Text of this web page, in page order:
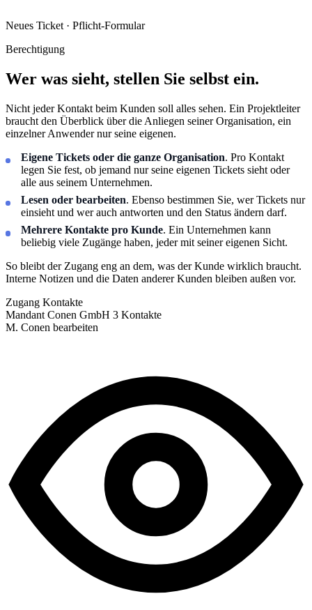
Neues Ticket · Pflicht-Formular
Berechtigung
Wer was sieht, stellen Sie selbst ein.
Nicht jeder Kontakt beim Kunden soll alles sehen. Ein Projektleiter
braucht den Überblick über die Anliegen seiner Organisation, ein
einzelner Anwender nur seine eigenen.
Eigene Tickets oder die ganze Organisation. Pro Kontakt
legen Sie fest, ob jemand nur seine eigenen Tickets sieht oder
alle aus seinem Unternehmen.
Lesen oder bearbeiten. Ebenso bestimmen Sie, wer Tickets nur
einsieht und wer auch antworten und den Status ändern darf.
Mehrere Kontakte pro Kunde. Ein Unternehmen kann
beliebig viele Zugänge haben, jeder mit seiner eigenen Sicht.
So bleibt der Zugang eng an dem, was der Kunde wirklich braucht.
Interne Notizen und die Daten anderer Kunden bleiben außen vor.
Zugang Kontakte
Mandant Conen GmbH 3 Kontakte
M. Conen bearbeiten